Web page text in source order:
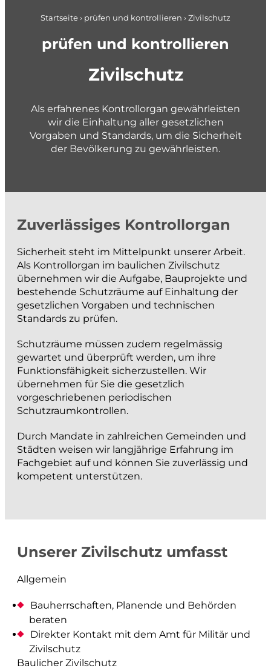
gemeindenahe Betriebe + Werke
Private + Unternehmen
Applikationsentwicklung
planen und gestalten
Richt- und Nutzungsplanung
Gestaltungspläne und Gebietsentwicklung
Quartier- und Erschliessungsplanung
Siedlungsentwässerung und GEP
Gewässer und Naturgefahren
Landmanagement
projektieren und bauen
Strassenbau
Werkleitungen
Anlagen der Siedlungswasserwirtschaft
Wasserbau
Güterwege, Drainagen und Bewässerung
messen und dokumentieren
Architektur- und Objektvermessung
Werkinformationen
Abflussmessungen
Vertrieb Emlid
prüfen und kontrollieren
Startseite › prüfen und kontrollieren › Zivilschutz
prüfen und kontrollieren
Zivilschutz
Als erfahrenes Kontrollorgan gewährleisten
wir die Einhaltung aller gesetzlichen
Vorgaben und Standards, um die Sicherheit
der Bevölkerung zu gewährleisten.
Zuverlässiges Kontrollorgan
Sicherheit steht im Mittelpunkt unserer Arbeit.
Als Kontrollorgan im baulichen Zivilschutz
übernehmen wir die Aufgabe, Bauprojekte und
bestehende Schutzräume auf Einhaltung der
gesetzlichen Vorgaben und technischen
Standards zu prüfen.
Schutzräume müssen zudem regelmässig
gewartet und überprüft werden, um ihre
Funktionsfähigkeit sicherzustellen. Wir
übernehmen für Sie die gesetzlich
vorgeschriebenen periodischen
Schutzraumkontrollen.
Durch Mandate in zahlreichen Gemeinden und
Städten weisen wir langjährige Erfahrung im
Fachgebiet auf und können Sie zuverlässig und
kompetent unterstützen.
Unserer Zivilschutz umfasst
Allgemein
Bauherrschaften, Planende und Behörden
beraten
Direkter Kontakt mit dem Amt für Militär und
Zivilschutz
Baulicher Zivilschutz